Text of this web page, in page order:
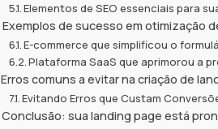
Elementos de SEO essenciais para
Exemplos de sucesso em otimização
E-commerce que simplificou o
Plataforma SaaS que aprimorou a
Erros comuns a evitar na criação de
Evitando Erros que Custam
Conclusão: sua landing page está